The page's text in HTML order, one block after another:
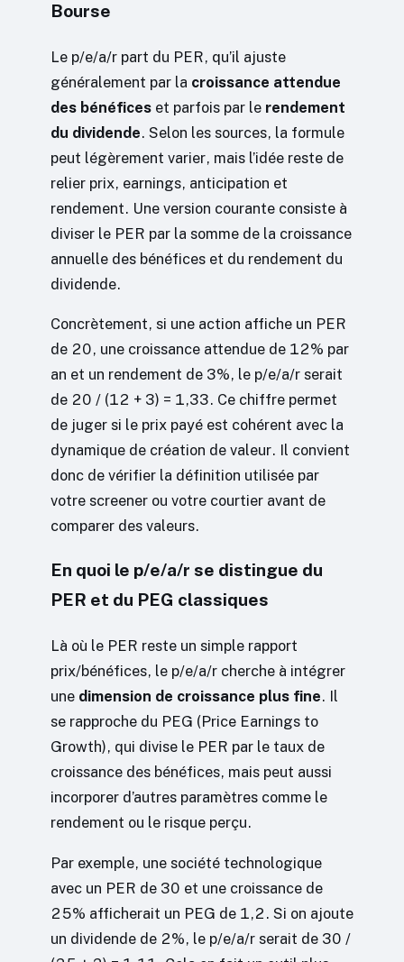
Bourse
Le p/e/a/r part du PER, qu’il ajuste
généralement par la croissance attendue
des bénéfices et parfois par le rendement
du dividende. Selon les sources, la formule
peut légèrement varier, mais l’idée reste de
relier prix, earnings, anticipation et
rendement. Une version courante consiste à
diviser le PER par la somme de la croissance
annuelle des bénéfices et du rendement du
dividende.
Concrètement, si une action affiche un PER
de 20, une croissance attendue de 12% par
an et un rendement de 3%, le p/e/a/r serait
de 20 / (12 + 3) = 1,33. Ce chiffre permet
de juger si le prix payé est cohérent avec la
dynamique de création de valeur. Il convient
donc de vérifier la définition utilisée par
votre screener ou votre courtier avant de
comparer des valeurs.
En quoi le p/e/a/r se distingue du
PER et du PEG classiques
Là où le PER reste un simple rapport
prix/bénéfices, le p/e/a/r cherche à intégrer
une dimension de croissance plus fine. Il
se rapproche du PEG (Price Earnings to
Growth), qui divise le PER par le taux de
croissance des bénéfices, mais peut aussi
incorporer d’autres paramètres comme le
rendement ou le risque perçu.
Par exemple, une société technologique
avec un PER de 30 et une croissance de
25% afficherait un PEG de 1,2. Si on ajoute
un dividende de 2%, le p/e/a/r serait de 30 /